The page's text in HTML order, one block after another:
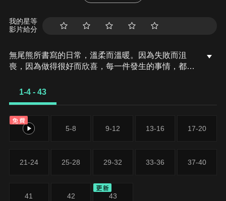
我的星等
影片給分
無尾熊所書寫的日常，溫柔而溫暖。因為失敗而沮
喪，因為做得很好而欣喜，每一件發生的事情，都只
別的紀念日、平凡的日常、所有的日日夜夜都令人珍
1-4 - 43
免費
1-4 5-8 9-12 13-16 17-20
21-24 25-28 29-32 33-36 37-40
41 42
更新
43